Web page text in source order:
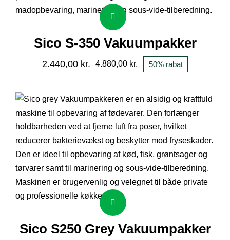
Sico S-350 Vakuumpakker
4.880,00kr.
Den
pris
var:
4.880,00 kr..
2.440,00 kr.
Den
pris
er:
2.440,00 kr..
50% rabat
Sico S250 Grey Vakuumpakker